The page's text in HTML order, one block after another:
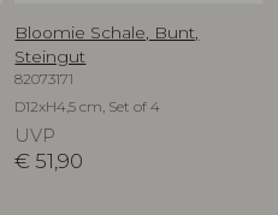
Bloomie Schale, Bunt,
Steingut
82073171
D12xH4,5 cm, Set of 4
UVP
€ 51,90